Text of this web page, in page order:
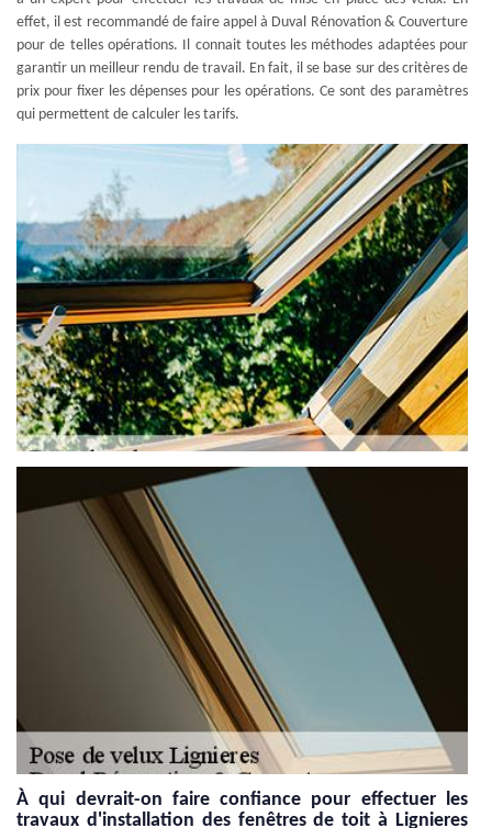
effet, il est recommandé de faire appel à Duval Rénovation & Couverture
pour de telles opérations. Il connait toutes les méthodes adaptées pour
garantir un meilleur rendu de travail. En fait, il se base sur des critères de
prix pour fixer les dépenses pour les opérations. Ce sont des paramètres
qui permettent de calculer les tarifs.
À qui devrait-on faire confiance pour effectuer les
travaux d'installation des fenêtres de toit à Lignieres